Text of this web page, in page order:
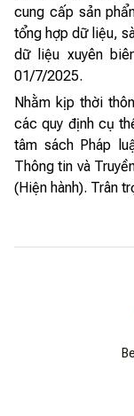
cung cấp sản
tổng hợp dữ liệu,
dữ liệu xuyên
01/7/2025.
Nhằm kịp thời
các quy định cụ
tâm sách Pháp
Thông tin và
(Hiện hành). Trân